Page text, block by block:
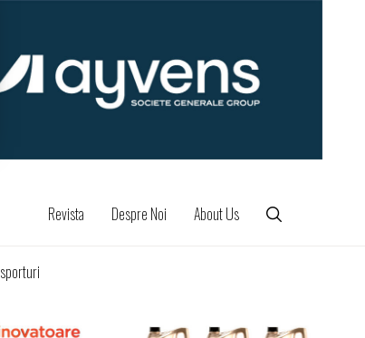
Revista Despre Noi About Us